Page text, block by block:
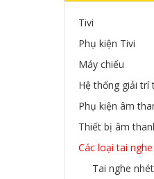
Tivi
Phụ kiện Tivi
Máy chiếu
Hệ thống giải trí
Phụ kiện âm
Thiết bị âm
Các loại tai nghe
Tai nghe